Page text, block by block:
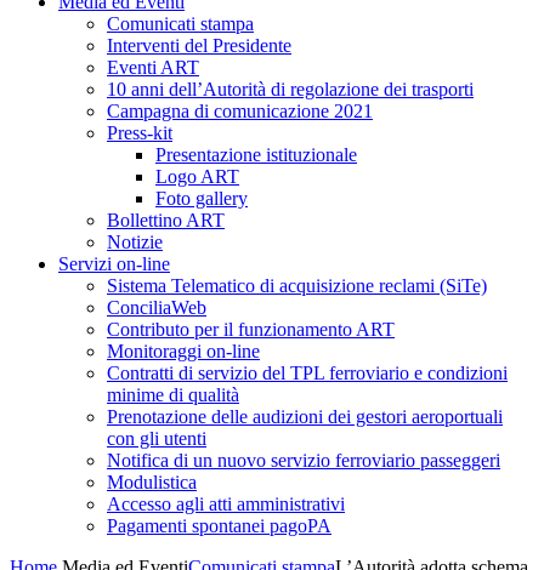
Comunicati stampa
Interventi del Presidente
Eventi ART
10 anni dell’Autorità di regolazione dei trasporti
Campagna di comunicazione 2021
Press-kit
Presentazione istituzionale
Logo ART
Foto gallery
Bollettino ART
Notizie
Servizi on-line
Sistema Telematico di acquisizione reclami (SiTe)
ConciliaWeb
Contributo per il funzionamento ART
Monitoraggi on-line
Contratti di servizio del TPL ferroviario e condizioni
minime di qualità
Prenotazione delle audizioni dei gestori aeroportuali
con gli utenti
Notifica di un nuovo servizio ferroviario passeggeri
Modulistica
Accesso agli atti amministrativi
Pagamenti spontanei pagoPA